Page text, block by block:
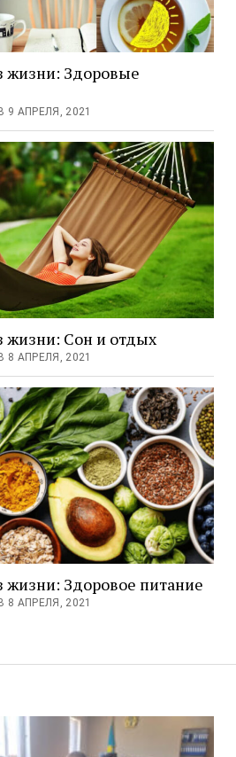
жизни: Здоровые
АПРЕЛЯ, 2021
жизни: Сон и отдых
АПРЕЛЯ, 2021
жизни: Здоровое питание
АПРЕЛЯ, 2021